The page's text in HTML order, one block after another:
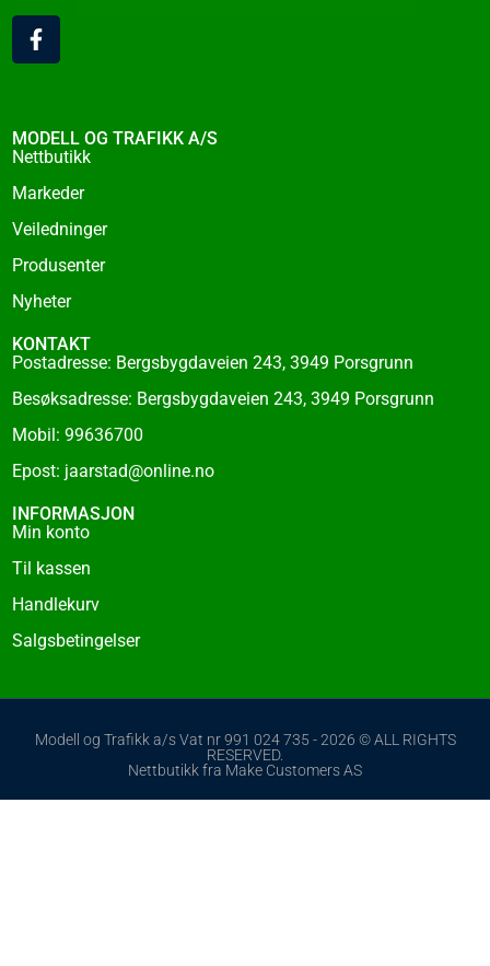
F
a
c
o
o
-
f
MODELL OG TRAFIKK A/S
Nettbutikk
Markeder
Veiledninger
Produsenter
Nyheter
KONTAKT
Postadresse: Bergsbygdaveien 243, 3949 Porsgrunn
Besøksadresse: Bergsbygdaveien 243, 3949 Porsgrunn
Mobil: 99636700
Epost: jaarstad@online.no
INFORMASJON
Min konto
Til kassen
Handlekurv
Salgsbetingelser
Modell og Trafikk a/s Vat nr 991 024 735 - 2026 © ALL RIGHTS
RESERVED.
Nettbutikk fra Make Customers AS